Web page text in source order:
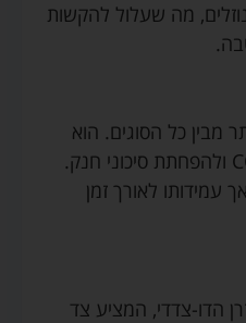
מה שעלול להקשות
מבין כל הסוגים. הוא
מצוין למניעת הצטברות CO₂ ולהפחתת סיכוני חנק.
עמידותו לאורך זמן
הדו-צדדי, המציע צד